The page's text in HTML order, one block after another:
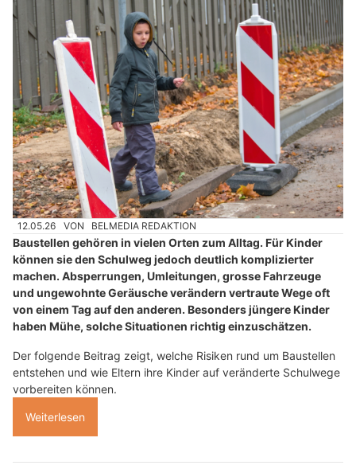
12.05.26 VON BELMEDIA REDAKTION
Baustellen gehören in vielen Orten zum Alltag. Für Kinder
können sie den Schulweg jedoch deutlich komplizierter
machen. Absperrungen, Umleitungen, grosse Fahrzeuge
und ungewohnte Geräusche verändern vertraute Wege oft
von einem Tag auf den anderen. Besonders jüngere Kinder
haben Mühe, solche Situationen richtig einzuschätzen.
Der folgende Beitrag zeigt, welche Risiken rund um Baustellen
entstehen und wie Eltern ihre Kinder auf veränderte Schulwege
vorbereiten können.
Weiterlesen